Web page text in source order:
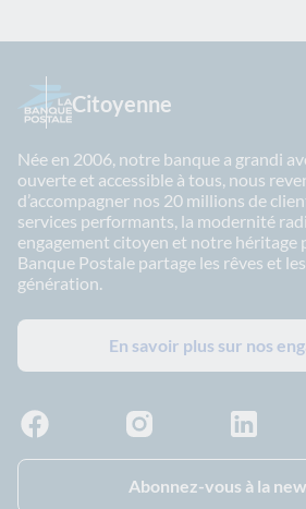
Citoyenne
Née en 2006, notre banque a grandi
ouverte et accessible à tous, nous
d’accompagner nos 20 millions de
services performants, la modernité
engagement citoyen et notre héritage
Banque Postale partage les rêves et
génération.
En savoir plus sur nos
Abonnez-vous à la